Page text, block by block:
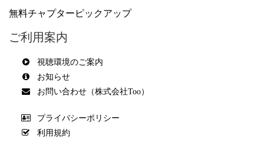
無料チャプターピックアップ
ご利用案内
視聴環境のご案内
お知らせ
お問い合わせ（株式会社Too）
プライバシーポリシー
利用規約